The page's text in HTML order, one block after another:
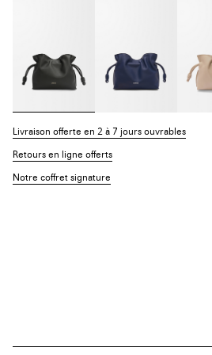
Livraison offerte en 2 à 7 jours ouvrables
Retours en ligne offerts
Notre coffret signature